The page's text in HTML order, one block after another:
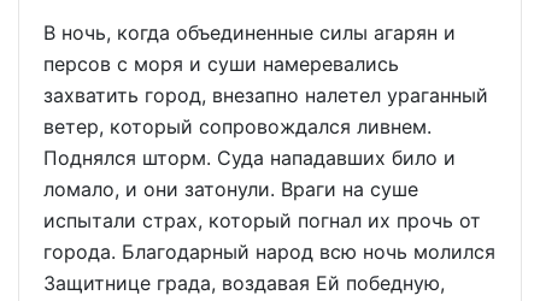
В ночь, когда объединенные силы агарян и
персов с моря и суши намеревались
захватить город, внезапно налетел ураганный
ветер, который сопровождался ливнем.
Поднялся шторм. Суда нападавших било и
ломало, и они затонули. Враги на суше
испытали страх, который погнал их прочь от
города. Благодарный народ всю ночь молился
Защитнице града, воздавая Ей победную,